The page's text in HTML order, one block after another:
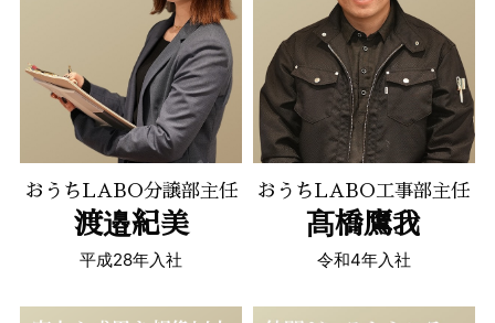
おうちLABO分譲部主任
渡邉紀美
平成28年入社
おうちLABO工事部主任
髙橋鷹我
令和4年入社